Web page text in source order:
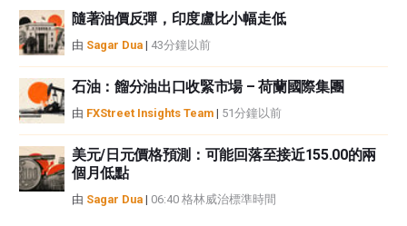
隨著油價反彈，印度盧比小幅走低
由 Sagar Dua | 43分鐘以前
石油：餾分油出口收緊市場 – 荷蘭國際集團
由 FXStreet Insights Team | 51分鐘以前
美元/日元價格預測：可能回落至接近155.00的兩
個月低點
由 Sagar Dua | 06:40 格林威治標準時間